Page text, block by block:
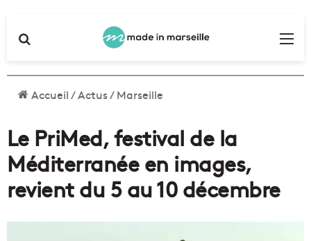
Accueil/Actus/Marseille
Le PriMed, festival de la
Méditerranée en images,
revient du 5 au 10 décembre